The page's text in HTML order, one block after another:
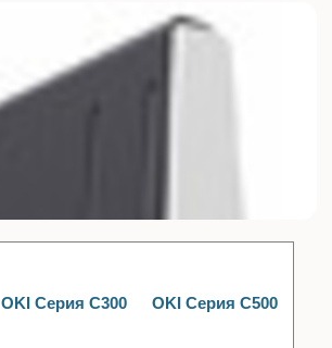
OKI Серия С300 OKI Серия С500